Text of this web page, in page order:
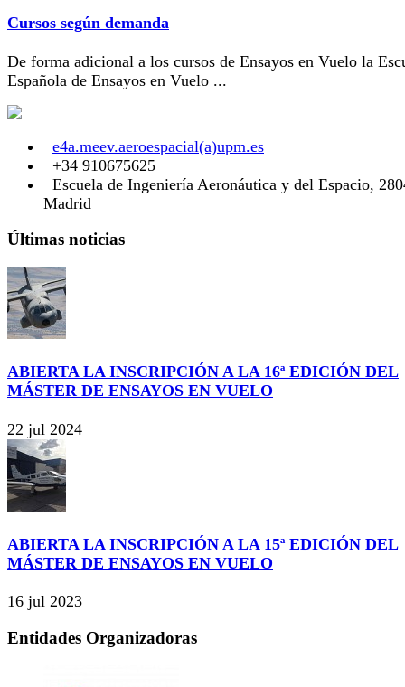
Cursos según demanda
De forma adicional a los cursos de Ensayos en Vuelo la
Española de Ensayos en Vuelo ...
e4a.meev.aeroespacial(a)upm.es
+34 910675625
Escuela de Ingeniería Aeronáutica y del Espacio,
Madrid
Últimas noticias
ABIERTA LA INSCRIPCIÓN A LA 16ª EDICIÓN DEL
MÁSTER DE ENSAYOS EN VUELO
22 jul 2024
ABIERTA LA INSCRIPCIÓN A LA 15ª EDICIÓN DEL
MÁSTER DE ENSAYOS EN VUELO
16 jul 2023
Entidades Organizadoras